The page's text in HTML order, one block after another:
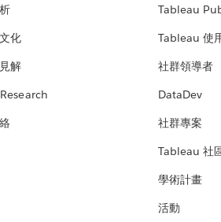
化
解
Tableau
Tableau 使
社群領導者
DataDev
社群專案
Tableau 社
學術計畫
活動